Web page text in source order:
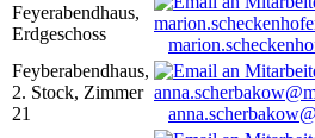
Feyerabendhaus,
Erdgeschoss
Feyberabendhaus,
2. Stock, Zimmer
21